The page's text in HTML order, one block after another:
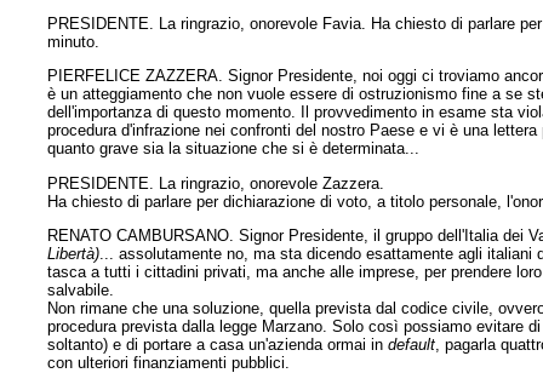
PRESIDENTE. La ringrazio, onorevole Favia. Ha chiesto di parlare
minuto.
PIERFELICE ZAZZERA. Signor Presidente, noi oggi ci troviamo
è un atteggiamento che non vuole essere di ostruzionismo fine a se
dell'importanza di questo momento. Il provvedimento in esame sta
procedura d'infrazione nei confronti del nostro Paese e vi è una
quanto grave sia la situazione che si è determinata...
PRESIDENTE. La ringrazio, onorevole Zazzera.
Ha chiesto di parlare per dichiarazione di voto, a titolo personale,
RENATO CAMBURSANO. Signor Presidente, il gruppo dell'Italia dei
Libertà) ... assolutamente no, ma sta dicendo esattamente agli
tasca a tutti i cittadini privati, ma anche alle imprese, per prendere
salvabile.
Non rimane che una soluzione, quella prevista dal codice civile,
procedura prevista dalla legge Marzano. Solo così possiamo evitare
soltanto) e di portare a casa un'azienda ormai indefault , pagarla
con ulteriori finanziamenti pubblici.